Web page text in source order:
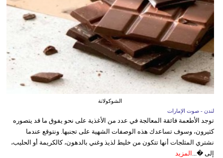
الشوكولاتة
لندن - صوت الإمارات
توجد الأطعمة فائقة المعالجة في عدد من الأغذية على نحو يفوق ما قد يتصوره
كثيرون، وسوف تساعدك هذه الوصفات الشهية على تجنبها. ونتوقع عندما
نشتري المثلجات أنها تتكون من خليط لذيذ وغني بالدهون، كالكريمة أو الحليب،
إلى �... المزيد